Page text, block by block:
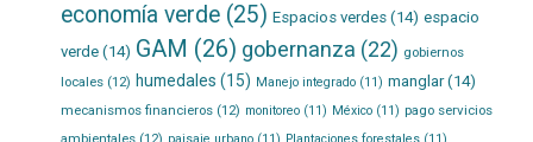
economía verde(25) Espacios verdes(14) espacio
verde(14) GAM (26) gobernanza (22) gobiernos
locales(12) humedales (15) Manejo integrado(11) manglar(14)
mecanismos financieros(12) monitoreo(11) México(11) pago servicios
ambientales(12)